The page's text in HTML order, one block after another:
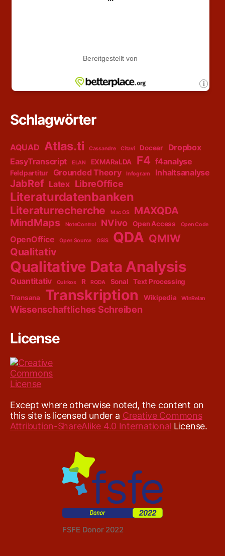
Schlagwörter
AQUAD Atlas.ti Cassandre Citavi Docear
Dropbox
EasyTranscript
ELAN EXMARaLDA F4 f4analyse
Feldpartitur Grounded Theory Infogr.am Inhaltsanalyse
JabRef Latex LibreOffice
Literaturdatenbanken
Literaturrecherche Mac OS
MAXQDA
MindMaps
NoteControl NVivo Open Access Open Code
OpenOffice Open Source OSiS QDA QMIW
Qualitativ
Qualitative Data Analysis
Quantitativ Quirkos R RQDA Sonal
Text Processing
Transana
Transkription Wikipedia WinRelan
Wissenschaftliches Schreiben
License
Except where otherwise noted, the content on
this site is licensed under a Creative Commons
Attribution-ShareAlike 4.0 International License.
FSFE Donor 2022